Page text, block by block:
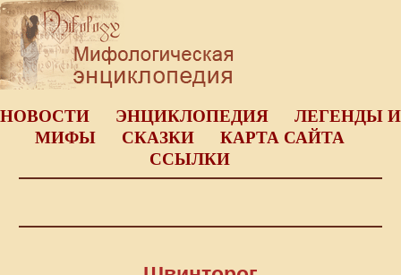
НОВОСТИ ЭНЦИКЛОПЕДИЯ
ЛЕГЕНДЫ И
МИФЫ
СКАЗКИ
КАРТА САЙТА
ССЫЛКИ